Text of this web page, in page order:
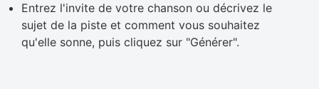
Entrez l'invite de votre chanson ou décrivez le
sujet de la piste et comment vous souhaitez
qu'elle sonne, puis cliquez sur "Générer".